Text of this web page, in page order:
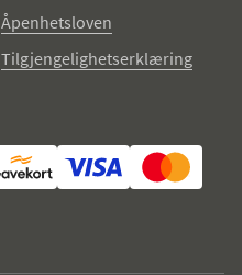
Åpenhetsloven
Tilgjengelighetserklæring